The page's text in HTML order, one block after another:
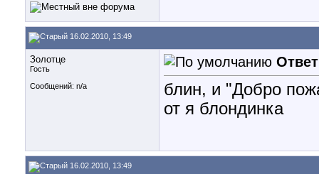
16.02.2010, 13:49
Золотце
Гость
Сообщений: n/a
блин, и "Добро
от я блондинка
16.02.2010, 13:49